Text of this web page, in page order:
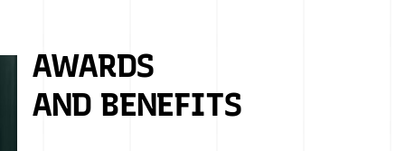
AWARDS
AND BENEFITS